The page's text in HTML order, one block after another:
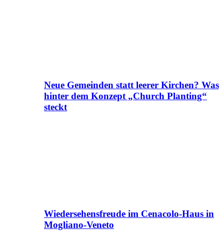
Neue Gemeinden statt leerer Kirchen? Was
hinter dem Konzept „Church Planting“
steckt
Wiedersehensfreude im Cenacolo-Haus in
Mogliano-Veneto